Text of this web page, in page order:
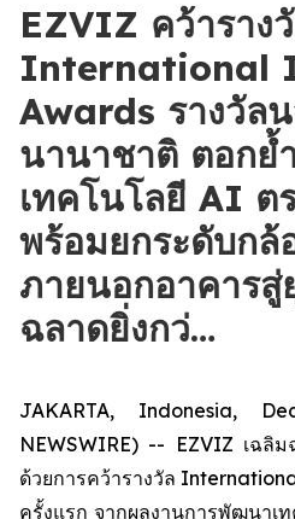
EZVIZ คว้าราง
International
Awards รางวัล
นานาชาติ ตอกย้
เทคโนโลยี AI ต
พร้อมยกระดับกล้
ภายนอกอาคาร
ฉลาดยิ่งกว่…
JAKARTA, Indonesia,
NEWSWIRE) -- EZVIZ เฉลิม
ด้วยการคว้ารางวัล
ครั้งแรก จากผลงานการพัฒนาเ